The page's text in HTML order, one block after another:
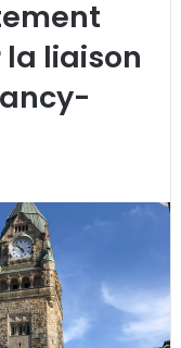
liaison